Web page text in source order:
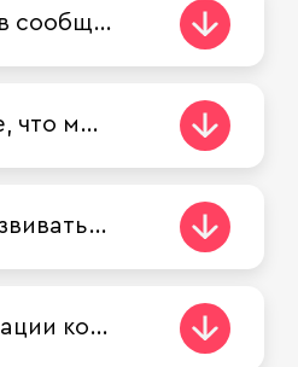
Хочу вступить в сообщество предпринимателей, обмениваться опытом, встречаться, завести полезные деловые знакомства. Есть у вас подобный «клуб»?
Есть ощущение, что мои права нарушаются со стороны административных инстанций. К кому обратиться за консультацией?
Хочу начать развивать бизнес за рубежом. Есть какая-то поддержка Правительства Москвы?
При реорганизации компании (в виде присоединения компании к другой, тоже московской) будет ли она в порядке правопреемства претендовать на субсидии?